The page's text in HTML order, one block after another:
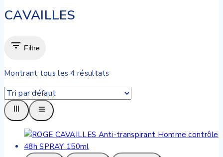
CAVAILLES
Filtre
Montrant tous les4 résultats